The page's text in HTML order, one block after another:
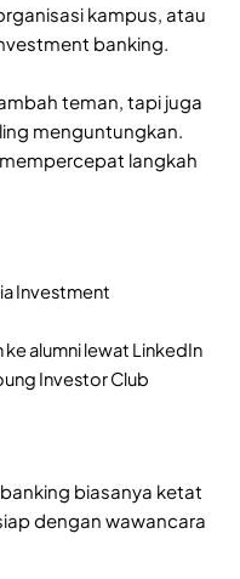
kampus, atau
banking.
teman, tapi juga
menguntungkan.
langkah
Investment
alumni lewat LinkedIn
Investor Club
biasanya ketat
dengan wawancara